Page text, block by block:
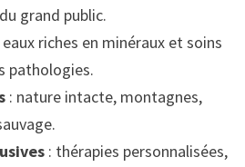
grand public.
riches en minéraux et soins
pathologies.
: nature intacte, montagnes,
: thérapies personnalisées,